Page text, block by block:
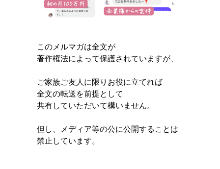
このメルマガは全文が
著作権法によって保護されていますが、
ご家族ご友人に限りお役に立てれば
全文の転送を前提として
共有していただいて構いません。
但し、メディア等の公に公開することは
禁止しています。